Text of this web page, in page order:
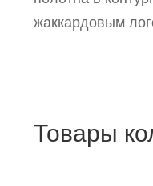
жаккардовым
Товары